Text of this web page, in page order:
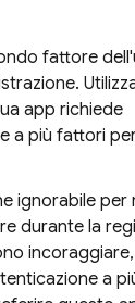
fattore
app richiede
a più fattori
ignorabile per
durante la
a